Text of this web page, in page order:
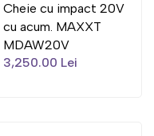
Cheie cu impact 20V
cu acum. MAXXT
MDAW20V
3,250.00 Lei